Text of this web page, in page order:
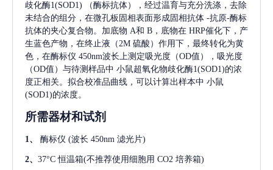
歧化酶1(SOD1)
（酶标抗体），经过温育与充分洗涤，去除
未结合的组分，在微孔板固相表面形成固相抗体 -抗原-酶标
抗体的夹心复合物。加底物 A和 B，底物在 HRP催化下，产
生蓝色产物，在终止液（2M 硫酸）作用下，最终转化为黄
色，在酶标仪 450nm波长上测定吸光度（OD值），吸光度
（OD值）与待测样品中 小鼠超氧化物歧化酶1(SOD1)的浓
度正相关。拟合校准品曲线，可以计算出样本中 小鼠
(SOD1)的浓度。
所需器材和试剂
1、 酶标仪 (波长 450nm 滤光片)
2、 37°C 恒温箱(不推荐使用细胞用 CO2 培养箱)